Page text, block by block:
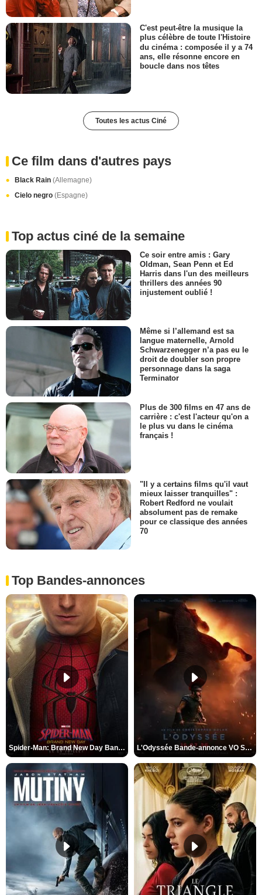
C'est peut-être la musique la
plus célèbre de toute l'Histoire
du cinéma : composée il y a 74
ans, elle résonne encore en
boucle dans nos têtes
Toutes les actus Ciné
Ce film dans d'autres pays
Black Rain (Allemagne)
Cielo negro (Espagne)
Top actus ciné de la semaine
Ce soir entre amis : Gary
Oldman, Sean Penn et Ed
Harris dans l'un des meilleurs
thrillers des années 90
injustement oublié !
Même si l’allemand est sa
langue maternelle, Arnold
Schwarzenegger n’a pas eu le
droit de doubler son propre
personnage dans la saga
Terminator
Plus de 300 films en 47 ans de
carrière : c'est l'acteur qu'on a
le plus vu dans le cinéma
français !
"Il y a certains films qu'il vaut
mieux laisser tranquilles" :
Robert Redford ne voulait
absolument pas de remake
pour ce classique des années
70
Top Bandes-annonces
Spider-Man: Brand New Day Bande-annonce VO STFR L'Odyssée Bande-annonce VO STFR